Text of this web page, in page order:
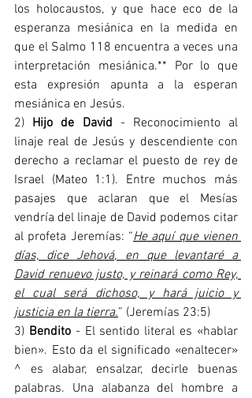
los holocaustos, y que hace eco de la
esperanza mesiánica en la medida en
que el Salmo 118 encuentra a veces una
interpretación mesiánica.** Por lo que
esta expresión apunta a la esperan
mesiánica en Jesús.
2) Hijo de David - Reconocimiento al
linaje real de Jesús y descendiente con
derecho a reclamar el puesto de rey de
Israel (Mateo 1:1). Entre muchos más
pasajes que aclaran que el Mesías
vendría del linaje de David podemos citar
al profeta Jeremías: “He aquí que vienen
días, dice Jehová, en que levantaré a
David renuevo justo, y reinará como Rey,
el cual será dichoso, y hará juicio y
justicia en la tierra.” (Jeremías 23:5)
3) Bendito - El sentido literal es «hablar
bien». Esto da el significado «enaltecer»
^ es alabar, ensalzar, decirle buenas
palabras. Una alabanza del hombre a